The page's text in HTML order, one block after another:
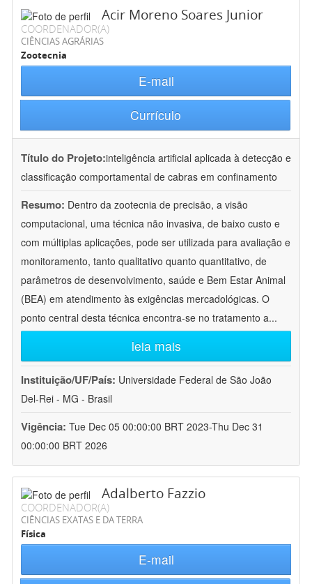
Acir Moreno Soares Junior
COORDENADOR(A)
CIÊNCIAS AGRÁRIAS
Zootecnia
E-mail
Currículo
Título do Projeto:inteligência artificial aplicada à detecção e
classificação comportamental de cabras em confinamento
Resumo: Dentro da zootecnia de precisão, a visão
computacional, uma técnica não invasiva, de baixo custo e
com múltiplas aplicações, pode ser utilizada para avaliação e
monitoramento, tanto qualitativo quanto quantitativo, de
parâmetros de desenvolvimento, saúde e Bem Estar Animal
(BEA) em atendimento às exigências mercadológicas. O
ponto central desta técnica encontra-se no tratamento a...
leia mais
Instituição/UF/País: Universidade Federal de São João
Del-Rei - MG - Brasil
Vigência: Tue Dec 05 00:00:00 BRT 2023-Thu Dec 31
00:00:00 BRT 2026
Adalberto Fazzio
COORDENADOR(A)
CIÊNCIAS EXATAS E DA TERRA
Física
E-mail